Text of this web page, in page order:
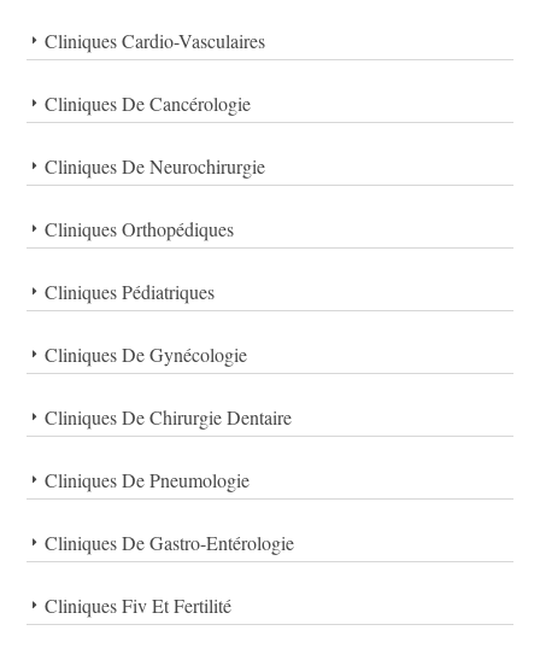
Cliniques Cardio-Vasculaires
Cliniques De Cancérologie
Cliniques De Neurochirurgie
Cliniques Orthopédiques
Cliniques Pédiatriques
Cliniques De Gynécologie
Cliniques De Chirurgie Dentaire
Cliniques De Pneumologie
Cliniques De Gastro-Entérologie
Cliniques Fiv Et Fertilité